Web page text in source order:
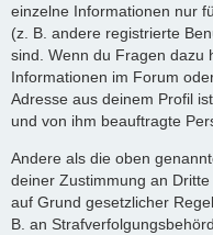
einzelne Informationen nur
(z. B. andere registrierte
sind. Wenn du Fragen dazu
Informationen im Forum
Adresse aus deinem Profil
und von ihm beauftragte
Andere als die oben
deiner Zustimmung an
auf Grund gesetzlicher
B. an